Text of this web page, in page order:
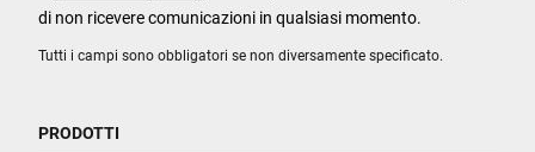
Tutti i campi sono obbligatori se non diversamente specificato.
di non ricevere comunicazioni in qualsiasi momento.
PRODOTTI